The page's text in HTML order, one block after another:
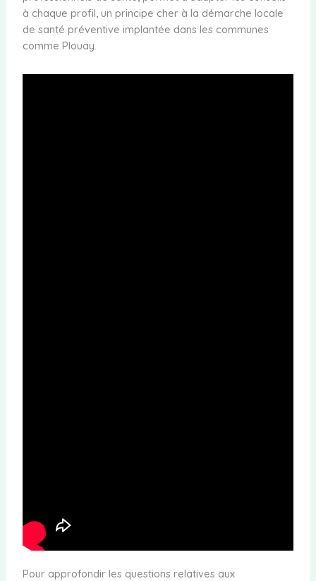
à chaque profil, un principe cher à la démarche locale
de santé préventive implantée dans les communes
comme Plouay.
Pour approfondir les questions relatives aux